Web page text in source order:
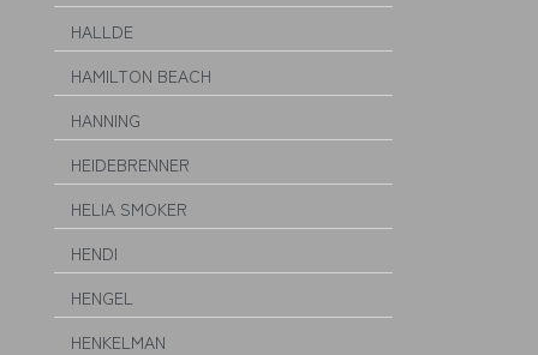
HALLDE
HAMILTON BEACH
HANNING
HEIDEBRENNER
HELIA SMOKER
HENDI
HENGEL
HENKELMAN